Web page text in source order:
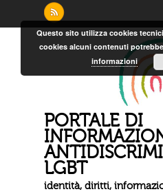
PORTALE DI
LGBT
identità, diritti,
Questo sito utilizza cookies
cookies alcuni contenuti
informazioni